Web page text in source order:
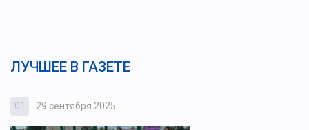
ЛУЧШЕЕ В ГАЗЕТЕ
01 29 сентября 2025